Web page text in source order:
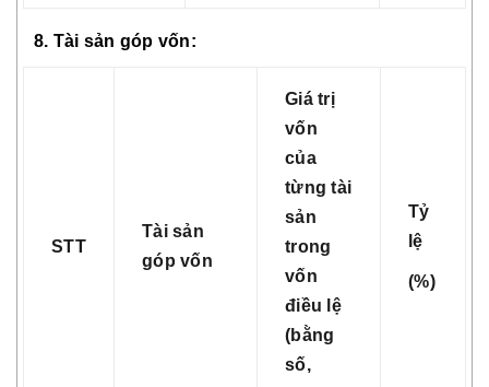
8. Tài sản góp vốn:
STT
Tài sản
góp vốn
Giá trị
vốn
của
từng tài
sản
trong
vốn
điều lệ
(bằng
số,
Tỷ
lệ
(%)